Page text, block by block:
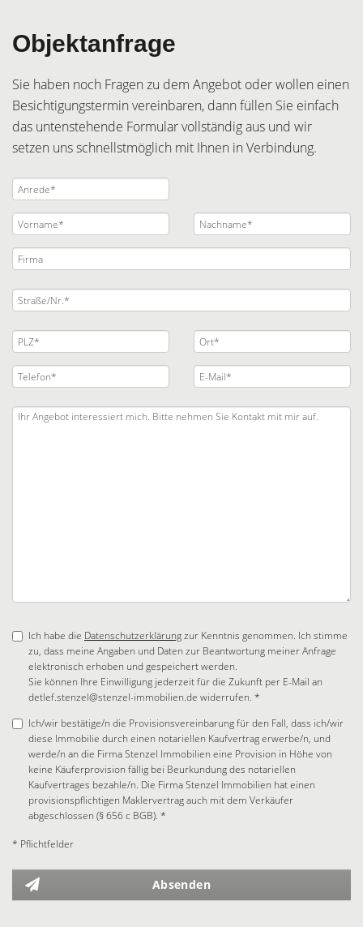
Objektanfrage
Sie haben noch Fragen zu dem Angebot oder wollen einen
Besichtigungstermin vereinbaren, dann füllen Sie einfach
das untenstehende Formular vollständig aus und wir
setzen uns schnellstmöglich mit Ihnen in Verbindung.
Ich habe die Datenschutzerklärungzur Kenntnis genommen. Ich stimme
zu, dass meine Angaben und Daten zur Beantwortung meiner Anfrage
elektronisch erhoben und gespeichert werden.
Sie können Ihre Einwilligung jederzeit für die Zukunft per E-Mail an
detlef.stenzel@stenzel-immobilien.de widerrufen. *
Ich/wir bestätige/n die Provisionsvereinbarung für den Fall, dass ich/wir
diese Immobilie durch einen notariellen Kaufvertrag erwerbe/n, und
werde/n an die Firma Stenzel Immobilien eine Provision in Höhe von
keine Käuferprovision fällig bei Beurkundung des notariellen
Kaufvertrages bezahle/n. Die Firma Stenzel Immobilien hat einen
provisionspflichtigen Maklervertrag auch mit dem Verkäufer
abgeschlossen (§ 656 c BGB). *
* Pflichtfelder
Absenden